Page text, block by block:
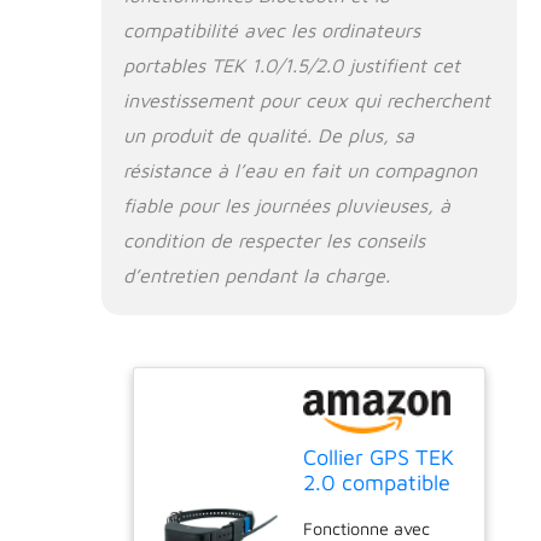
compatibilité avec les ordinateurs
portables TEK 1.0/1.5/2.0 justifient cet
investissement pour ceux qui recherchent
un produit de qualité. De plus, sa
résistance à l’eau en fait un compagnon
fiable pour les journées pluvieuses, à
condition de respecter les conseils
d’entretien pendant la charge.
Collier GPS TEK
2.0 compatible
ordinateurs
Fonctionne avec